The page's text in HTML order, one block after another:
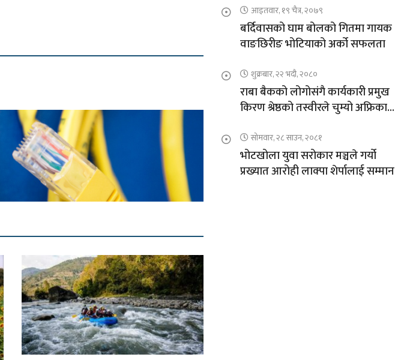
आइतवार, १९ चैत्र, २०७९
बर्दिवासको घाम बोलको गितमा गायक
वाङछिरीङ भोटियाको अर्को सफलता
शुक्रबार, २२ भदौ, २०८०
राबा बैकको लोगोसंगै कार्यकारी प्रमुख
किरण श्रेष्ठको तस्वीरले चुम्यो अफ्रिकाको
सोमवार, २८ साउन, २०८१
भोटखोला युवा सरोकार मञ्चले गर्यो
प्रख्यात आरोही लाक्पा शेर्पालाई सम्मान